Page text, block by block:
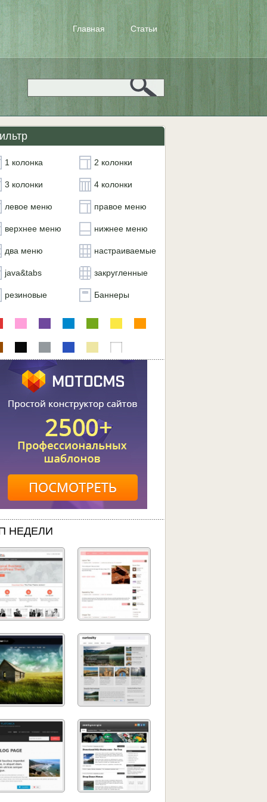
Главная Статьи
1 колонка 2 колонки
3 колонки 4 колонки
левое меню правое меню
верхнее меню нижнее меню
два меню настраиваемые
java&tabs закругленные
резиновые Баннеры
НЕДЕЛИ